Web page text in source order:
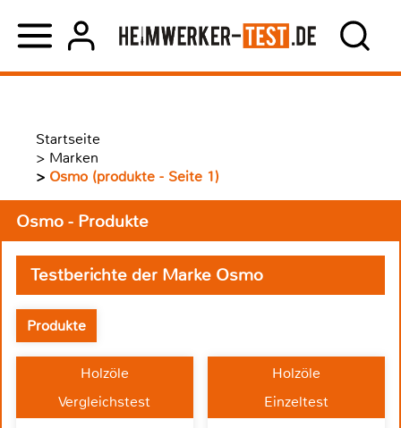
Startseite
> Marken
> Osmo (produkte - Seite 1)
Osmo - Produkte
Testberichte der Marke Osmo
Produkte
Holzöle
Vergleichstest
Holzöle
Einzeltest